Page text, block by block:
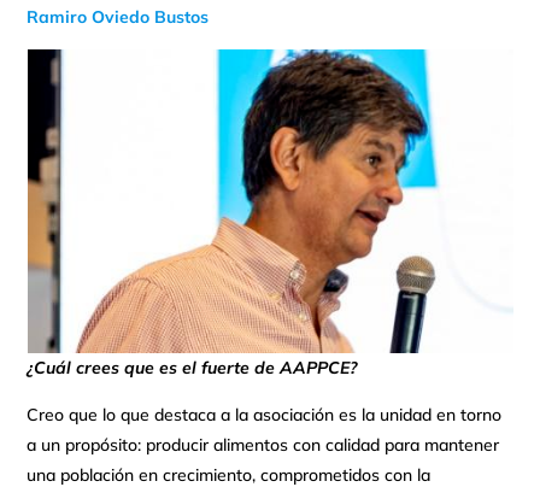
Ramiro Oviedo Bustos
¿Cuál crees que es el fuerte de AAPPCE?
Creo que lo que destaca a la asociación es la unidad en torno
a un propósito: producir alimentos con calidad para mantener
una población en crecimiento, comprometidos con la